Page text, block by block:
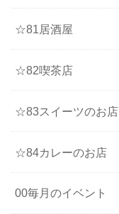
☆81居酒屋
☆82喫茶店
☆83スイーツのお店
☆84カレーのお店
00毎月のイベント